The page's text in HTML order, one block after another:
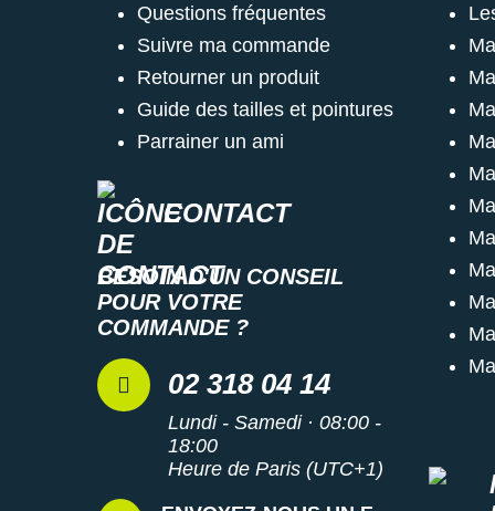
CONTACT
BESOIN D'UN CONSEIL
POUR VOTRE
COMMANDE ?
02 318 04 14
Lundi - Samedi · 08:00 -
18:00
Heure de Paris (UTC+1)
Questions fréquentes
Suivre ma commande
Retourner un produit
Guide des tailles et pointures
Parrainer un ami